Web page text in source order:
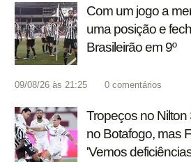
Com um jogo a
uma posição e
Brasileirão em 9º
09/08/26 às 21:25 0 comentários
Tropeços no Nilton
no Botafogo, mas
'Vemos